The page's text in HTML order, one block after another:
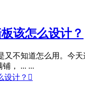
该怎么设计？
又不知道怎么用。今
， ... ...
